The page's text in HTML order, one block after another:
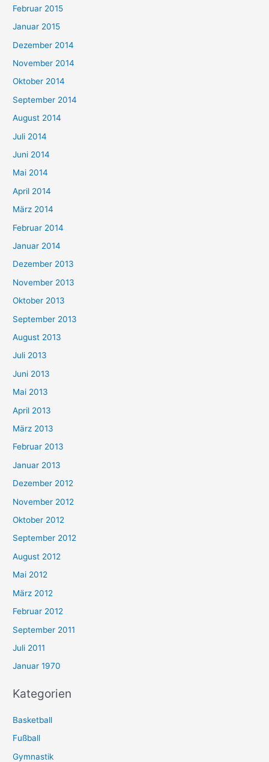
Februar 2015
Januar 2015
Dezember 2014
November 2014
Oktober 2014
September 2014
August 2014
Juli 2014
Juni 2014
Mai 2014
April 2014
März 2014
Februar 2014
Januar 2014
Dezember 2013
November 2013
Oktober 2013
September 2013
August 2013
Juli 2013
Juni 2013
Mai 2013
April 2013
März 2013
Februar 2013
Januar 2013
Dezember 2012
November 2012
Oktober 2012
September 2012
August 2012
Mai 2012
März 2012
Februar 2012
September 2011
Juli 2011
Januar 1970
Kategorien
Basketball
Fußball
Gymnastik